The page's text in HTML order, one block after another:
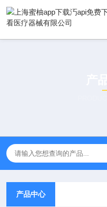
产品中心